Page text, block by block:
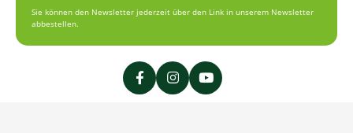
Sie können den Newsletter jederzeit über den Link in unserem Newsletter
abbestellen.